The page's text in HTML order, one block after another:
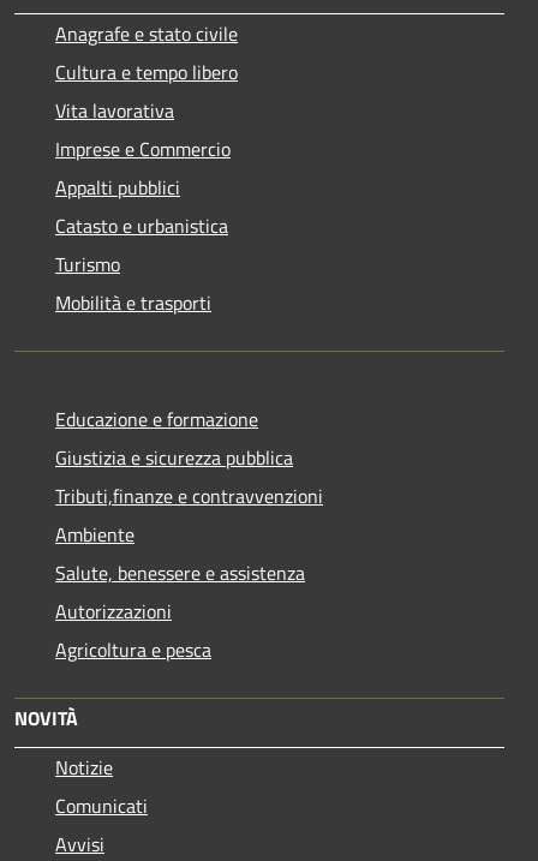
Anagrafe e stato civile
Cultura e tempo libero
Vita lavorativa
Imprese e Commercio
Appalti pubblici
Catasto e urbanistica
Turismo
Mobilità e trasporti
Educazione e formazione
Giustizia e sicurezza pubblica
Tributi,finanze e contravvenzioni
Ambiente
Salute, benessere e assistenza
Autorizzazioni
Agricoltura e pesca
NOVITÀ
Notizie
Comunicati
Avvisi